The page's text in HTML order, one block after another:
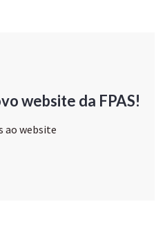
website da FPAS!
ao website